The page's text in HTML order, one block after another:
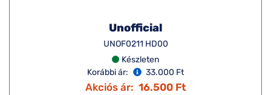
Unofficial
UNOF0211 HD00
Készleten
Korábbi ár:
33.000 Ft
Akciós ár: 16.500 Ft